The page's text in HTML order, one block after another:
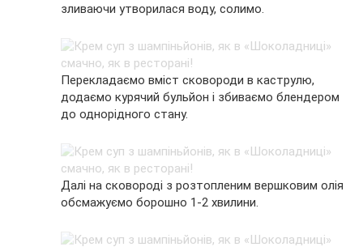
зливаючи утворилася воду, солимо.
Перекладаємо вміст сковороди в каструлю,
додаємо курячий бульйон і збиваємо блендером
до однорідного стану.
Далі на сковороді з розтопленим вершковим олія
обсмажуємо борошно 1-2 хвилини.